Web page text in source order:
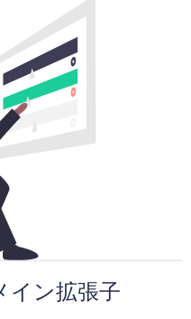
イン拡張子